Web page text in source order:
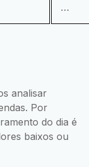
…
analisar
Por
do dia é
baixos ou